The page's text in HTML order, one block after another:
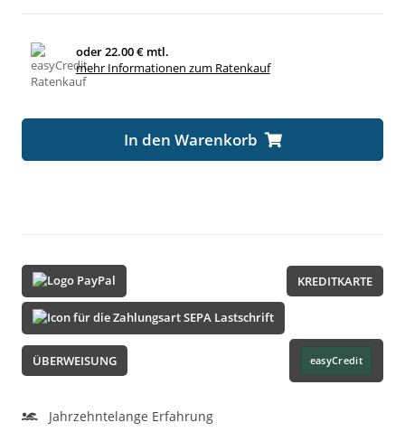
oder22.00 € mtl.
mehr Informationen zum Ratenkauf
In den Warenkorb
KREDITKARTE
ÜBERWEISUNG easyCredit
Jahrzehntelange Erfahrung